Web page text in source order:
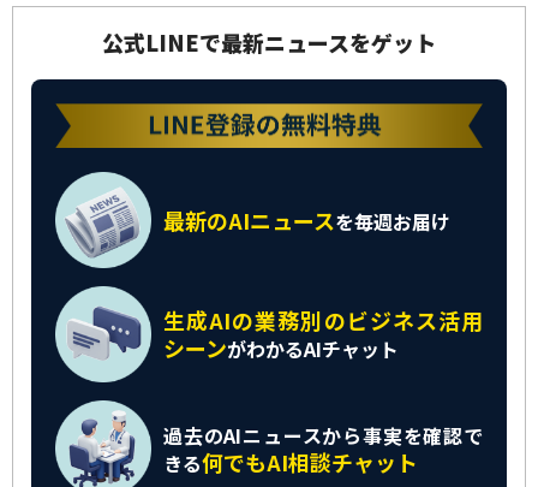
公式LINEで最新ニュースをゲット
最新のAIニュースを毎週お届け
生成AIの業務別のビジネス活用
シーンがわかるAIチャット
過去のAIニュースから事実を確認で
きる何でもAI相談チャット